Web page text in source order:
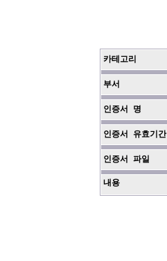
카테고리
부서
인증서 명
인증서 유효기간
인증서 파일
내용